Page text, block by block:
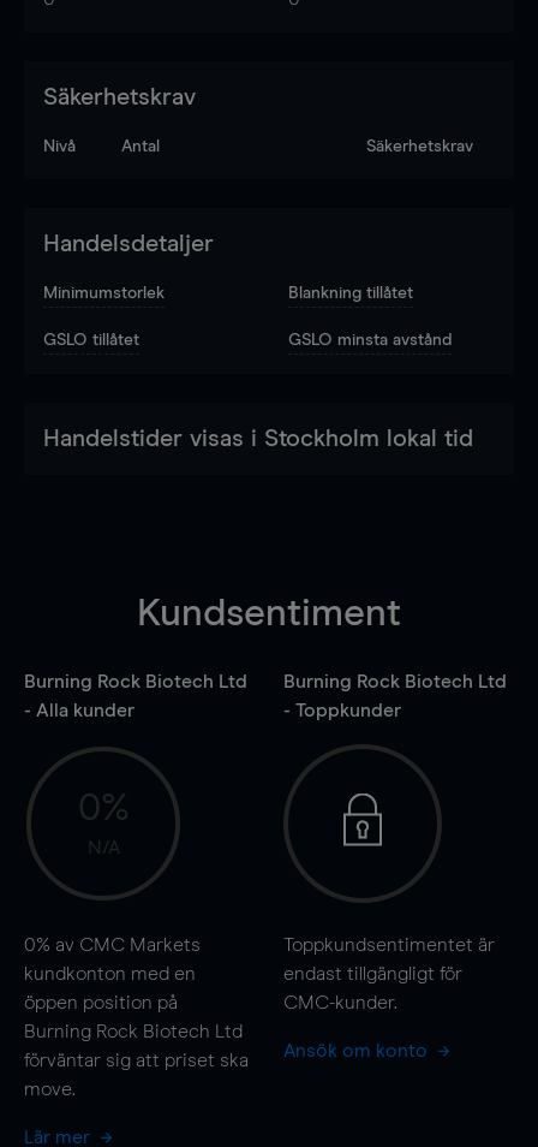
Säkerhetskrav
Nivå Antal Säkerhetskrav
Handelsdetaljer
Minimumstorlek Blankning tillåtet
GSLO tillåtet GSLO minsta avstånd
Handelstider visas i Stockholm lokal tid
Kundsentiment
Burning Rock Biotech Ltd
- Alla kunder
0%
N/A
0% av CMC Markets
kundkonton med en
öppen position på
Burning Rock Biotech Ltd
förväntar sig att priset ska
move.
Lär mer
Burning Rock Biotech Ltd
- Toppkunder
Toppkundsentimentet är
endast tillgängligt för
CMC-kunder.
Ansök om konto